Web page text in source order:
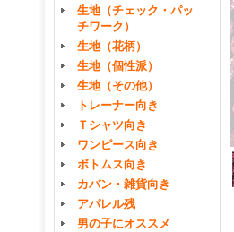
生地（チェック・パッ
チワーク）
生地（花柄）
生地（個性派）
生地（その他）
トレーナー向き
Ｔシャツ向き
ワンピース向き
ボトムス向き
カバン・雑貨向き
アパレル残
男の子にオススメ